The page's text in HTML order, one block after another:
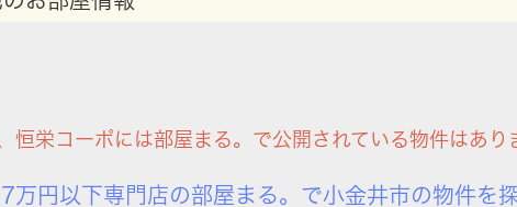
恒栄コーポには部屋まる。で公開されている物件はあり
7万円以下専門店の部屋まる。で小金井市の物件を